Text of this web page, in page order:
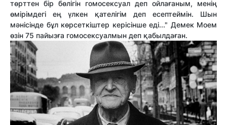
төрттен бір бөлігін гомосексуал деп ойлағаным, менің
өмірімдегі ең үлкен қателігім деп есептеймін. Шын
мәнісінде бұл көрсеткіштер керісінше еді..." Демек Моем
өзін 75 пайызға гомосексуалмын деп қабылдаған.